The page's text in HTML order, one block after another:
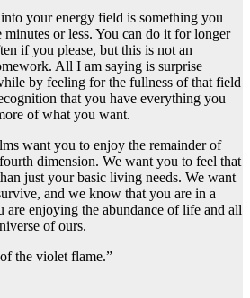
your energy field is something you
or less. You can do it for longer
if you please, but this is not an
All I am saying is surprise
by feeling for the fullness of that field
that you have everything you
of what you want.
want you to enjoy the remainder of
dimension. We want you to feel that
just your basic living needs. We want
and we know that you are in a
enjoying the abundance of life and all
of ours.
the violet flame.”